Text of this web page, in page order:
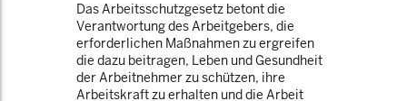
Das Arbeitsschutzgesetz betont die
Verantwortung des Arbeitgebers, die
erforderlichen Maßnahmen zu ergreifen
die dazu beitragen, Leben und Gesundheit
der Arbeitnehmer zu schützen, ihre
Arbeitskraft zu erhalten und die Arbeit